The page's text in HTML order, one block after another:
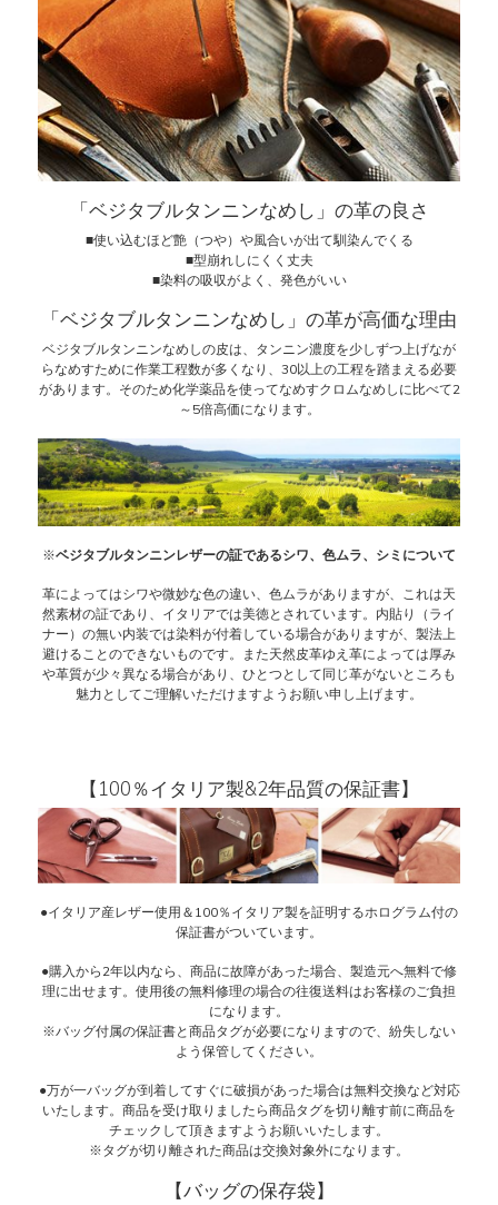
「ベジタブルタンニンなめし」の革の良さ
■使い込むほど艶（つや）や風合いが出て馴染んでくる
■型崩れしにくく丈夫
■染料の吸収がよく、発色がいい
「ベジタブルタンニンなめし」の革が高価な理由
ベジタブルタンニンなめしの皮は、タンニン濃度を少しずつ上げなが
らなめすために作業工程数が多くなり、30以上の工程を踏まえる必要
があります。そのため化学薬品を使ってなめすクロムなめしに比べて2
～5倍高価になります。
※ベジタブルタンニンレザーの証であるシワ、色ムラ、シミについて
革によってはシワや微妙な色の違い、色ムラがありますが、これは天
然素材の証であり、イタリアでは美徳とされています。内貼り（ライ
ナー）の無い内装では染料が付着している場合がありますが、製法上
避けることのできないものです。また天然皮革ゆえ革によっては厚み
や革質が少々異なる場合があり、ひとつとして同じ革がないところも
魅力としてご理解いただけますようお願い申し上げます。
【100％イタリア製&2年品質の保証書】
●イタリア産レザー使用＆100％イタリア製を証明するホログラム付の
保証書がついています。
●購入から2年以内なら、商品に故障があった場合、製造元へ無料で修
理に出せます。使用後の無料修理の場合の往復送料はお客様のご負担
になります。
※バッグ付属の保証書と商品タグが必要になりますので、紛失しない
よう保管してください。
●万が一バッグが到着してすぐに破損があった場合は無料交換など対応
いたします。商品を受け取りましたら商品タグを切り離す前に商品を
チェックして頂きますようお願いいたします。
※タグが切り離された商品は交換対象外になります。
【バッグの保存袋】